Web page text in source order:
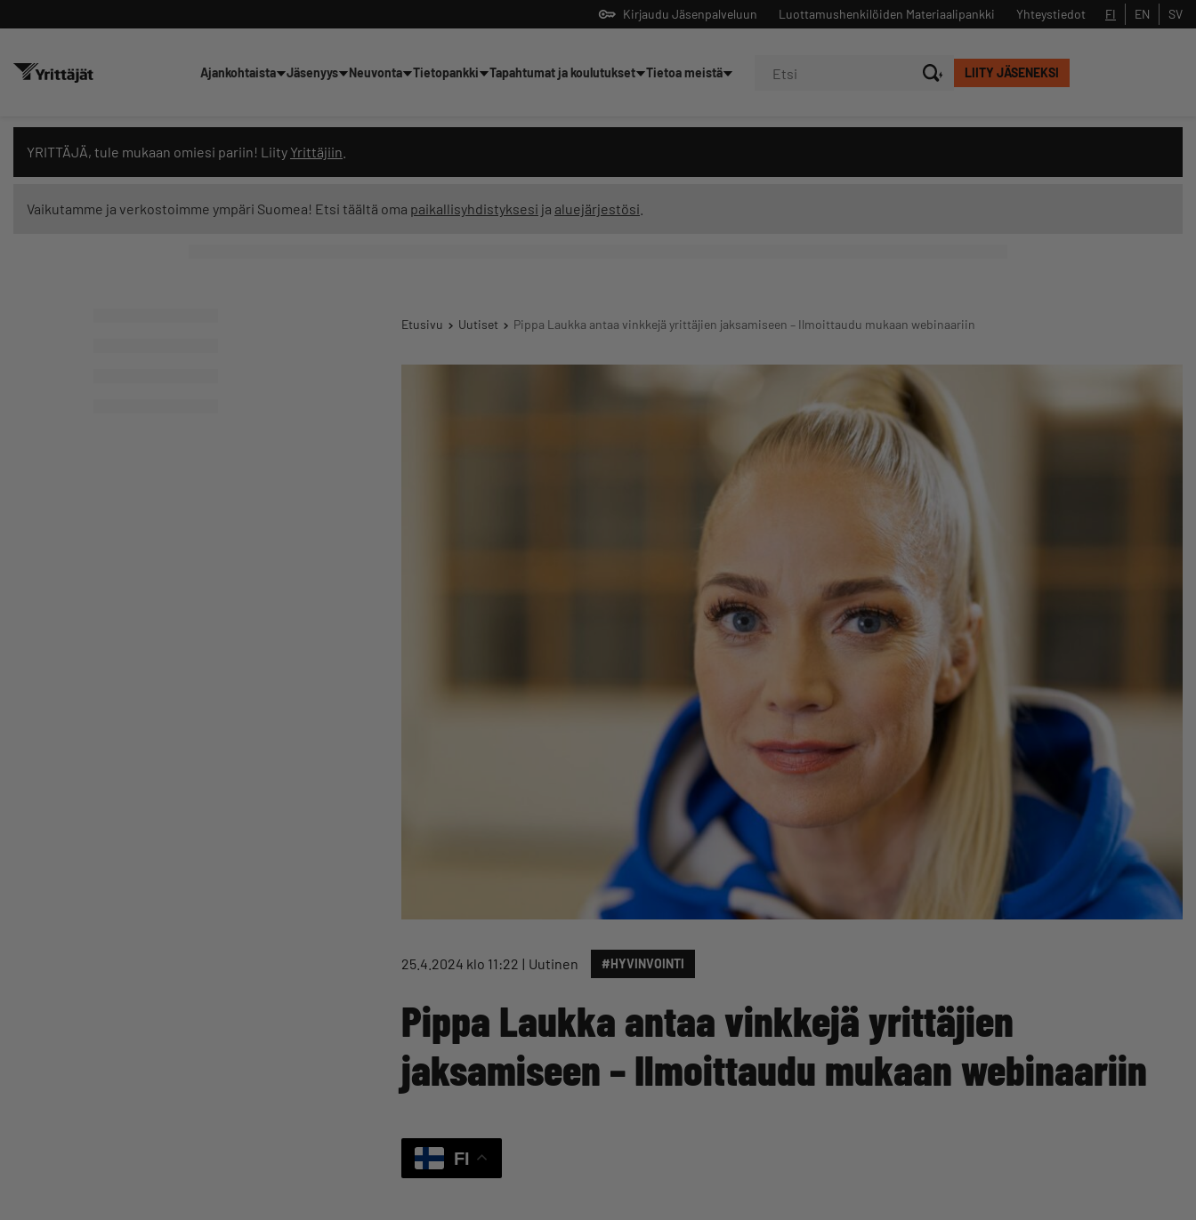
Kirjaudu Jäsenpalveluun Yhteystiedot
Luottamushenkilöiden Materiaalipankki FI EN SV
LIITY JÄSENEKSI
Ajankohtaista Jäsenyys Neuvonta Tietopankki Tapahtumat ja koulutukset Tietoa meistä
YRITTÄJÄ, tule mukaan omiesi pariin! Liity Yrittäjiin
Vaikutamme ja verkostoimme ympäri Suomea! Etsi täältä oma paikallisyhdistyksesi ja aluejärjestösi
Etusivu Uutiset Pippa Laukka antaa vinkkejä yrittäjien jaksamiseen – Ilmoittaudu mukaan webinaariin
25.4.2024 klo 11:22 Uutinen #HYVINVOINTI
Pippa Laukka antaa vinkkejä yrittäjien
jaksamiseen – Ilmoittaudu mukaan webinaariin
FI
Sulje
Hae sivustolta tai kysy suoraan Yrittäjien tekoälyltä